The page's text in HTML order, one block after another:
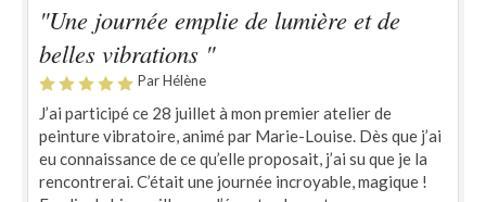
"Une journée emplie de lumière et de
belles vibrations "
Par Hélène
J’ai participé ce 28 juillet à mon premier atelier de
peinture vibratoire, animé par Marie-Louise. Dès que j’ai
eu connaissance de ce qu’elle proposait, j’ai su que je la
rencontrerai. C’était une journée incroyable, magique !